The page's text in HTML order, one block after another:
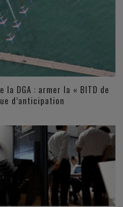
la DGA : armer la « BITD de
d’anticipation